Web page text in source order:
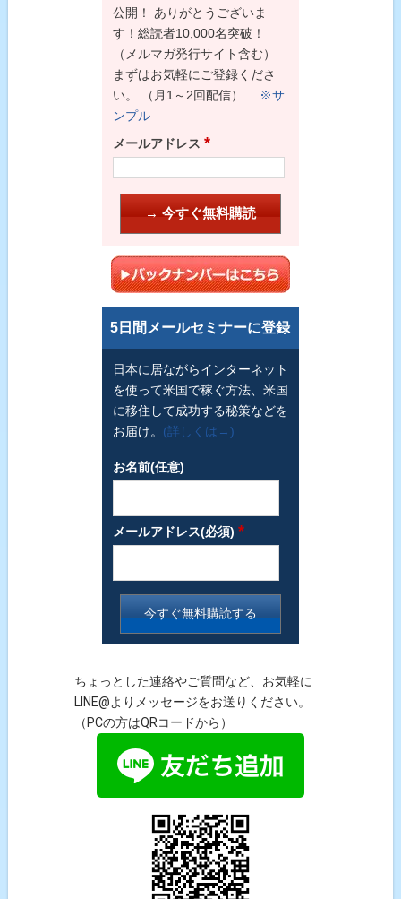
公開！ ありがとうございま
す！総読者10,000名突破！
（メルマガ発行サイト含む）
まずはお気軽にご登録くださ
い。 （月1～2回配信）
※サ
ンプル
メールアドレス *
5日間メールセミナーに登録
日本に居ながらインターネット
を使って米国で稼ぐ方法、米国
に移住して成功する秘策などを
お届け。 (詳しくは→)
お名前(任意)
メールアドレス(必須) *
ちょっとした連絡やご質問など、お気軽に
LINE@よりメッセージをお送りください。
（PCの方はQRコードから）